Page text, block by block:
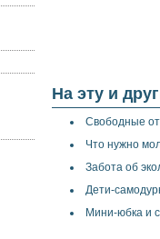
На эту и
Свободные
Что нужно
Забота об
Дети-
Мини-юбка и